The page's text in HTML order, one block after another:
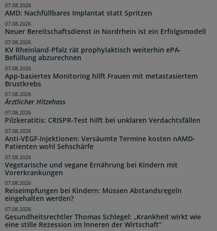
AMD: Nachfüllbares Implantat statt Spritzen
07.08.2026
Neuer Bereitschaftsdienst in Nordrhein ist ein Erfolgsmodell
07.08.2026
KV Rheinland-Pfalz rät prophylaktisch weiterhin ePA-
Befüllung abzurechnen
07.08.2026
App-basiertes Monitoring hilft Frauen mit metastasiertem
Brustkrebs
07.08.2026
Ärztlicher Hitzehass
07.08.2026
Pilzkeratitis: CRISPR-Test hilft bei unklaren Verdachtsfällen
07.08.2026
Anti-VEGF-Injektionen: Versäumte Termine kosten nAMD-
Patienten wohl Sehschärfe
07.08.2026
Vegetarische und vegane Ernährung bei Kindern mit
Vorerkrankungen
07.08.2026
Reiseimpfungen bei Kindern: Müssen Abstandsregeln
eingehalten werden?
07.08.2026
Gesundheitsrechtler Thomas Schlegel: „Krankheit wirkt wie
eine stille Rezession im Inneren der Wirtschaft“
07.08.2026